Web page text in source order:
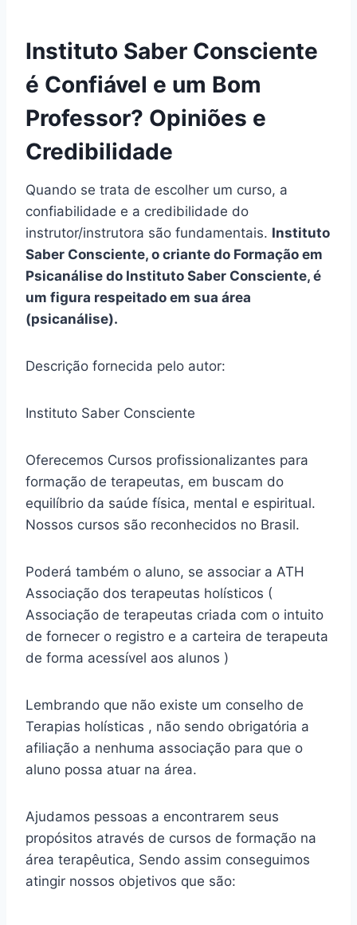
Instituto Saber Consciente
é Confiável e um Bom
Professor? Opiniões e
Credibilidade
Quando se trata de escolher um curso, a
confiabilidade e a credibilidade do
instrutor/instrutora são fundamentais. Instituto
Saber Consciente, o criante do Formação em
Psicanálise do Instituto Saber Consciente, é
um figura respeitado em sua área
(psicanálise).
Descrição fornecida pelo autor:
Instituto Saber Consciente
Oferecemos Cursos profissionalizantes para
formação de terapeutas, em buscam do
equilíbrio da saúde física, mental e espiritual.
Nossos cursos são reconhecidos no Brasil.
Poderá também o aluno, se associar a ATH
Associação dos terapeutas holísticos (
Associação de terapeutas criada com o intuito
de fornecer o registro e a carteira de terapeuta
de forma acessível aos alunos )
Lembrando que não existe um conselho de
Terapias holísticas , não sendo obrigatória a
afiliação a nenhuma associação para que o
aluno possa atuar na área.
Ajudamos pessoas a encontrarem seus
propósitos através de cursos de formação na
área terapêutica, Sendo assim conseguimos
atingir nossos objetivos que são: